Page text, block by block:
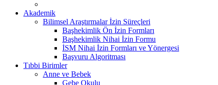
Akademik
Bilimsel Araştırmalar İzin Süreçleri
Başhekimlik Ön İzin Formları
Başhekimlik Nihai İzin Formu
İSM Nihai İzin Formları ve Yönergesi
Başvuru Algoritması
Tıbbi Birimler
Anne ve Bebek
Gebe Okulu